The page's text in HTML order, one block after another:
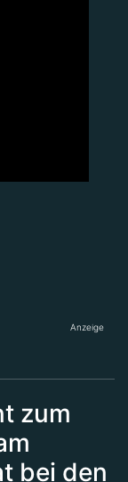
bei den